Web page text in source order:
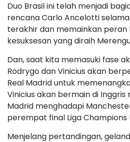
Duo Brasil ini telah menjadi
rencana Carlo Ancelotti
terakhir dan memainkan peran
kesuksesan yang diraih
Dan, saat kita memasuki fase
Rodrygo dan Vinicius akan
Real Madrid untuk
Vinicius akan bermain di Inggris
Madrid menghadapi
perempat final Liga Champions
Menjelang pertandingan,